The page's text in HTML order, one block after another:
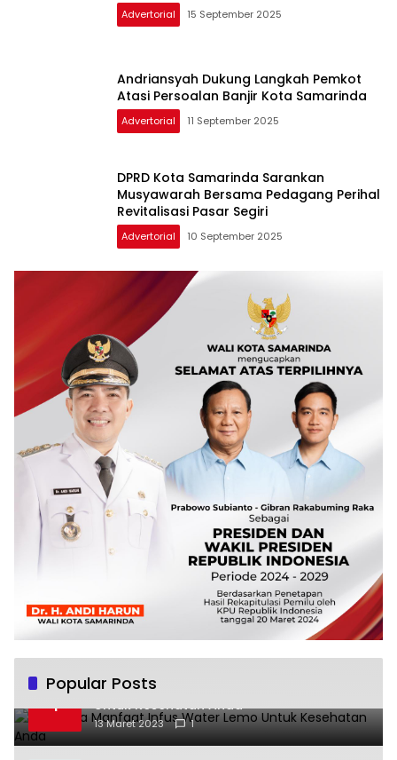
Advertorial 15 September 2025
Andriansyah Dukung Langkah Pemkot
Atasi Persoalan Banjir Kota Samarinda
Advertorial 11 September 2025
DPRD Kota Samarinda Sarankan
Musyawarah Bersama Pedagang Perihal
Revitalisasi Pasar Segiri
Advertorial 10 September 2025
Popular Posts
1
Beberapa Manfaat Infus Water Lemo
Untuk Kesehatan Anda
13 Maret 2023 1